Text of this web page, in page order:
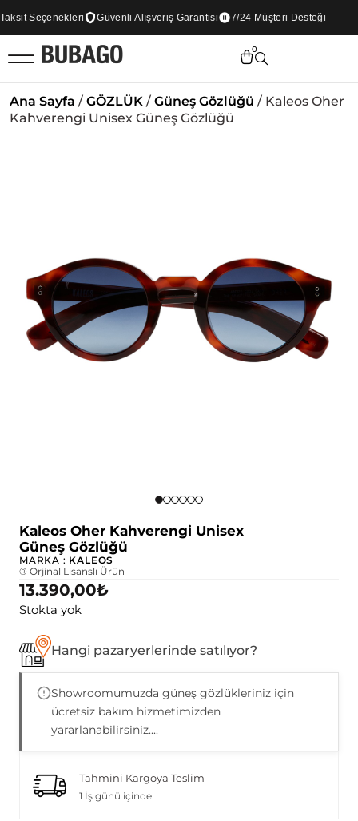
Seçenekleri Güvenli Alışveriş Garantisi 7/24 Müşteri Desteği
0
Ana Sayfa / GÖZLÜK / Güneş Gözlüğü / Kaleos Oher
Kahverengi Unisex Güneş Gözlüğü
Kaleos Oher Kahverengi Unisex
Güneş Gözlüğü
MARKA : KALEOS
® Orjinal Lisanslı Ürün
13.390,00₺
Stokta yok
Hangi pazaryerlerinde satılıyor?
Showroomumuzda güneş gözlükleriniz için
ücretsiz bakım hizmetimizden
yararlanabilirsiniz....
Tahmini Kargoya Teslim
1 İş günü içinde